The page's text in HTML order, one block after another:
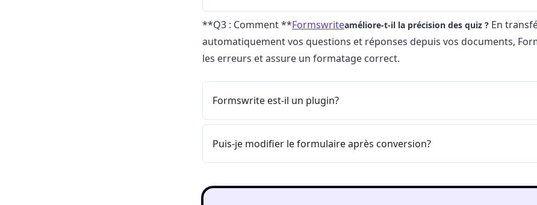
**Q3 : Comment **Formswriteaméliore-t-il la précision des quiz ? En
automatiquement vos questions et réponses depuis vos documents,
les erreurs et assure un formatage correct.
Formswrite est-il un plugin?
Puis-je modifier le formulaire après conversion?